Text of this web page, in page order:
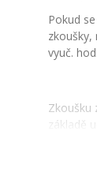
Pokud
vyuč.
Zkoušku
základě